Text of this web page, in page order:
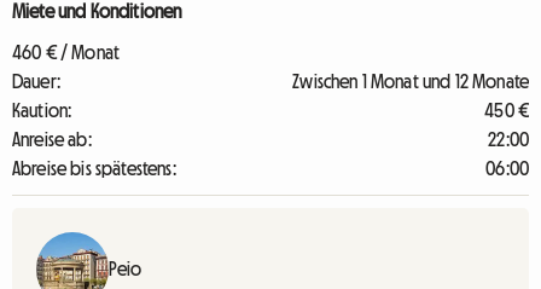
Miete und Konditionen
460 € / Monat
Dauer:
Zwischen 1 Monat und 12 Monate
Kaution:
450 €
Anreise ab:
22:00
Abreise bis spätestens:
06:00
Peio